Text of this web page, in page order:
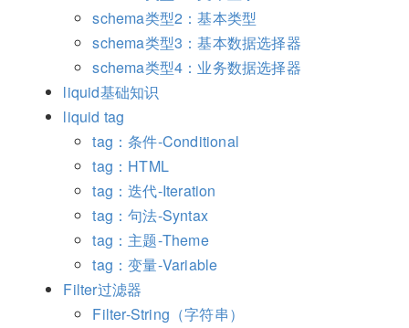
schema类型2：基本类型
schema类型3：基本数据选择器
schema类型4：业务数据选择器
liquid基础知识
liquid tag
tag：条件-Conditional
tag：HTML
tag：迭代-Iteration
tag：句法-Syntax
tag：主题-Theme
tag：变量-Variable
Filter过滤器
Filter-String（字符串）